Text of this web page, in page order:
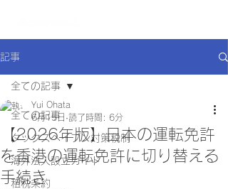
記事
全ての記事
タックスヘイブン対策税制
海外法人設立ガイド
租税条約
全ての記事
【2026年版】日本の運転免許
を香港の運転免許に切り替える
手続き
Yui Ohata
6月15日 読了時間: 6分